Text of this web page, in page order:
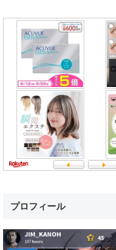
プロフィール